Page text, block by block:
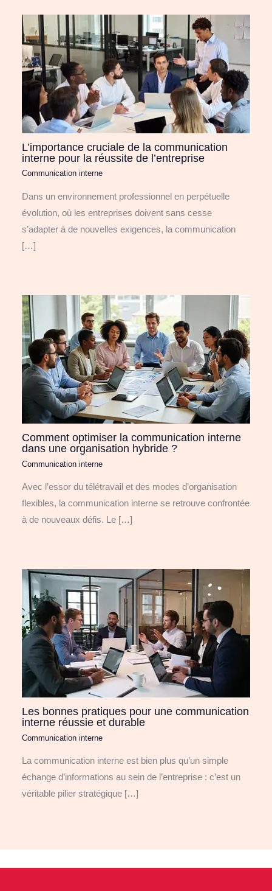
L’importance cruciale de la communication
interne pour la réussite de l’entreprise
Communication interne
Dans un environnement professionnel en perpétuelle
évolution, où les entreprises doivent sans cesse
s’adapter à de nouvelles exigences, la communication
[…]
Comment optimiser la communication interne
dans une organisation hybride ?
Communication interne
Avec l’essor du télétravail et des modes d’organisation
flexibles, la communication interne se retrouve confrontée
à de nouveaux défis. Le […]
Les bonnes pratiques pour une communication
interne réussie et durable
Communication interne
La communication interne est bien plus qu’un simple
échange d’informations au sein de l’entreprise : c’est un
véritable pilier stratégique […]